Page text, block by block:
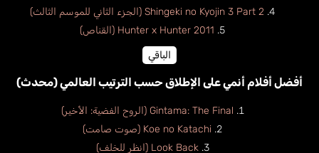
Shingeki no Kyojin 3 Part 2 (الجزء الثاني للموسم الثالث)
Hunter x Hunter 2011 (القناص)
الباقي
أفضل أفلام أنمي على الإطلاق حسب الترتيب العالمي (محدث)
Gintama: The Final (الروح الفضية: الأخير)
Koe no Katachi (صوت صامت)
Look Back (انظر للخلف)